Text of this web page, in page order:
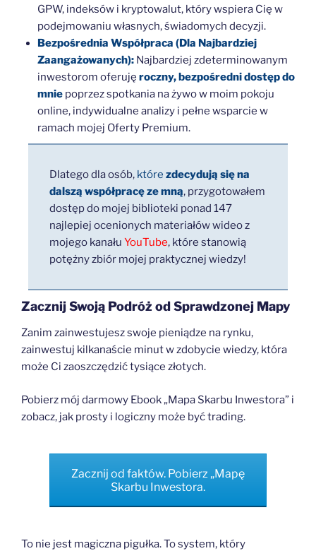
GPW, indeksów i kryptowalut, który wspiera Cię w
podejmowaniu własnych, świadomych decyzji.
Bezpośrednia Współpraca (Dla Najbardziej
Zaangażowanych):Najbardziej zdeterminowanym
inwestorom oferuję roczny, bezpośredni dostęp do
mniepoprzez spotkania na żywo w moim pokoju
online, indywidualne analizy i pełne wsparcie w
ramach mojej Oferty Premium.
Dlatego dla osób, które zdecydują się na
dalszą współpracę ze mną, przygotowałem
dostęp do mojej biblioteki ponad 147
najlepiej ocenionych materiałów wideo z
mojego kanału YouTube, które stanowią
potężny zbiór mojej praktycznej wiedzy!
Zacznij Swoją Podróż od Sprawdzonej Mapy
Zanim zainwestujesz swoje pieniądze na rynku,
zainwestuj kilkanaście minut w zdobycie wiedzy, która
może Ci zaoszczędzić tysiące złotych.
Pobierz mój darmowy Ebook „Mapa Skarbu Inwestora” i
zobacz, jak prosty i logiczny może być trading.
Zacznij od faktów. Pobierz „Mapę
Skarbu Inwestora.
To nie jest magiczna pigułka. To system, który